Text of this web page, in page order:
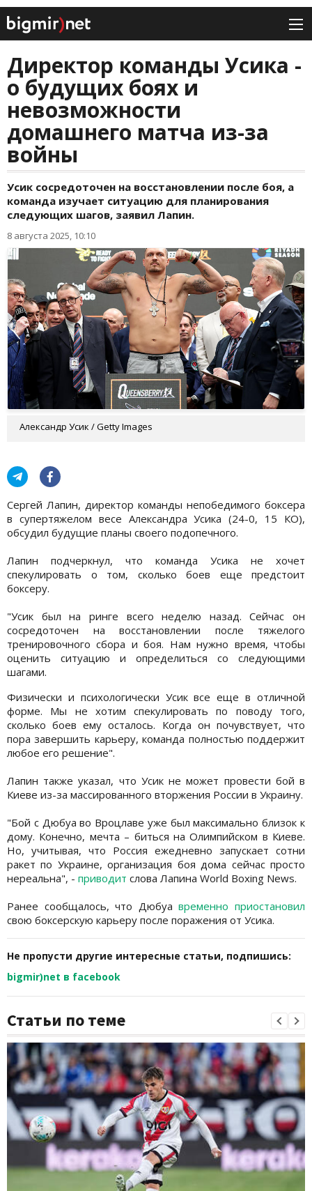
Директор команды Усика -
о будущих боях и
невозможности
домашнего матча из-за
войны
Усик сосредоточен на восстановлении после боя, а
команда изучает ситуацию для планирования
следующих шагов, заявил Лапин.
8 августа 2025, 10:10
Александр Усик / Getty Images
Сергей Лапин, директор команды непобедимого боксера
в супертяжелом весе Александра Усика (24-0, 15 КО),
обсудил будущие планы своего подопечного.
Лапин подчеркнул, что команда Усика не хочет
спекулировать о том, сколько боев еще предстоит
боксеру.
"Усик был на ринге всего неделю назад. Сейчас он
сосредоточен на восстановлении после тяжелого
тренировочного сбора и боя. Нам нужно время, чтобы
оценить ситуацию и определиться со следующими
шагами.
Физически и психологически Усик все еще в отличной
форме. Мы не хотим спекулировать по поводу того,
сколько боев ему осталось. Когда он почувствует, что
пора завершить карьеру, команда полностью поддержит
любое его решение".
Лапин также указал, что Усик не может провести бой в
Киеве из-за массированного вторжения России в Украину.
"Бой с Дюбуа во Вроцлаве уже был максимально близок к
дому. Конечно, мечта – биться на Олимпийском в Киеве.
Но, учитывая, что Россия ежедневно запускает сотни
ракет по Украине, организация боя дома сейчас просто
нереальна", - приводит слова Лапина World Boxing News.
Ранее сообщалось, что Дюбуавременно приостановил
свою боксерскую карьеру после поражения от Усика.
Не пропусти другие интересные статьи, подпишись:
bigmir)net в facebook
Статьи по теме